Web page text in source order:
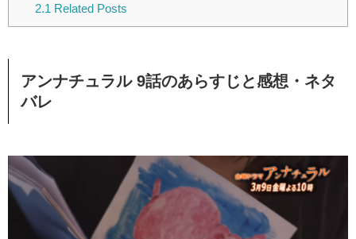
2.1 Related Posts
アンナチュラル 9話のあらすじと感想・ネタ
バレ